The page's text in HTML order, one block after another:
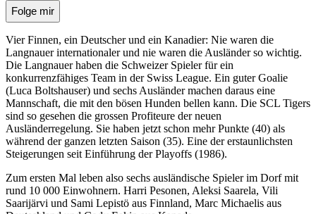
Folge mir
Vier Finnen, ein Deutscher und ein Kanadier: Nie waren die
Langnauer internationaler und nie waren die Ausländer so wichtig.
Die Langnauer haben die Schweizer Spieler für ein
konkurrenzfähiges Team in der Swiss League. Ein guter Goalie
(Luca Boltshauser) und sechs Ausländer machen daraus eine
Mannschaft, die mit den bösen Hunden bellen kann. Die SCL Tigers
sind so gesehen die grossen Profiteure der neuen
Ausländerregelung. Sie haben jetzt schon mehr Punkte (40) als
während der ganzen letzten Saison (35). Eine der erstaunlichsten
Steigerungen seit Einführung der Playoffs (1986).
Zum ersten Mal leben also sechs ausländische Spieler im Dorf mit
rund 10 000 Einwohnern. Harri Pesonen, Aleksi Saarela, Vili
Saarijärvi und Sami Lepistö aus Finnland, Marc Michaelis aus